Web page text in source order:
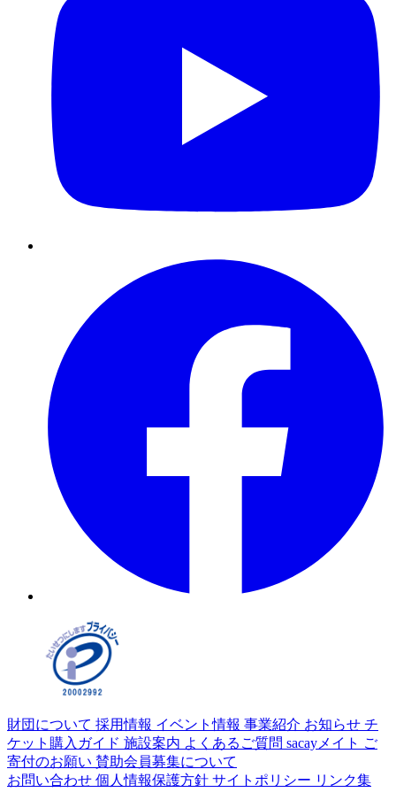
財団について 採用情報 イベント情報 事業紹介 お知らせ チ
ケット購入ガイド 施設案内 よくあるご質問 sacayメイト ご
寄付のお願い 賛助会員募集について
お問い合わせ 個人情報保護方針 サイトポリシー リンク集